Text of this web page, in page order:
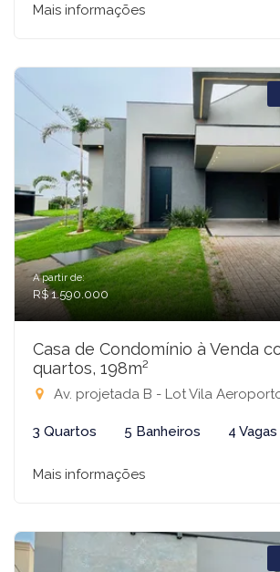
Mais informações
A partir de:
R$ 1.590.000
Casa de Condomínio à Venda
quartos, 198m²
Av. projetada B - Lot Vila Aeroporto, Mirassol, SN - Condomínio
3 Quartos 5 Banheiros 4 Vagas
Mais informações